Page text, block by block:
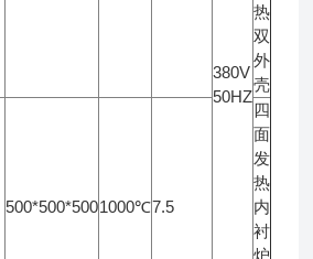
380V
50HZ
热
双
外
壳
500*500*5001000℃7.5
四
面
发
热
内
衬
炉